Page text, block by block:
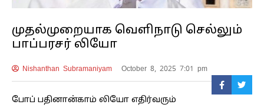
முதல்முறையாக வெளிநாடு செல்லும்
பாப்பரசர் லியோ
Nishanthan Subramaniyam October 8, 2025 7:01 pm
போப் பதினான்காம் லியோ எதிர்வரும்